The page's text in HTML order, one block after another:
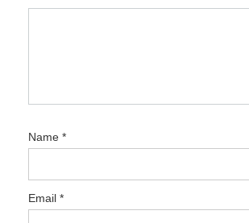
Name *
Email *